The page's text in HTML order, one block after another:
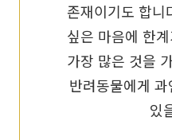
존재이기도 합니
싶은 마음에 한
가장 많은 것을
반려동물에게
있